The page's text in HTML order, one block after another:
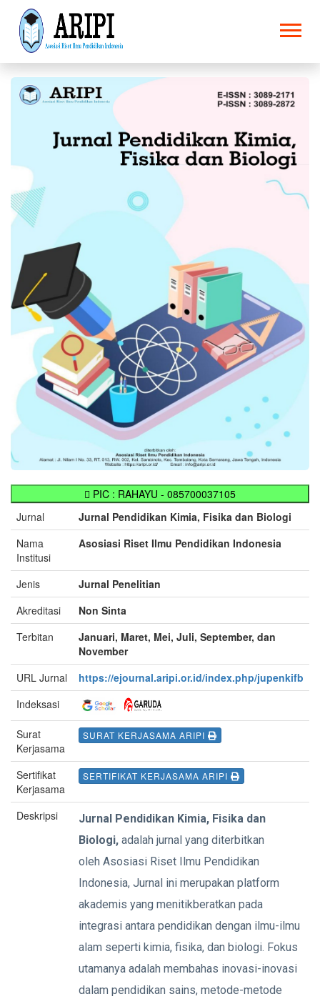
PIC : RAHAYU - 085700037105
Jurnal
Jurnal Pendidikan Kimia, Fisika dan Biologi
Nama
Institusi
Asosiasi Riset Ilmu Pendidikan Indonesia
Jenis
Jurnal Penelitian
Akreditasi
Non Sinta
Terbitan
Januari, Maret, Mei, Juli, September, dan
November
URL Jurnal
https://ejournal.aripi.or.id/index.php/jupenkifb
Indeksasi
Surat
Kerjasama
SURAT KERJASAMA ARIPI
Sertifikat
Kerjasama
SERTIFIKAT KERJASAMA ARIPI
Deskripsi
Jurnal Pendidikan Kimia, Fisika dan
Biologi, adalah jurnal yang diterbitkan
oleh Asosiasi Riset Ilmu Pendidikan
Indonesia, Jurnal ini merupakan platform
akademis yang menitikberatkan pada
integrasi antara pendidikan dengan ilmu-ilmu
alam seperti kimia, fisika, dan biologi. Fokus
utamanya adalah membahas inovasi-inovasi
dalam pendidikan sains, metode-metode